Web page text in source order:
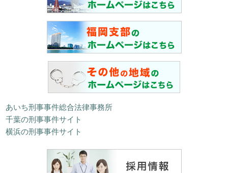
あいち刑事事件総合法律事務所
千葉の刑事事件サイト
横浜の刑事事件サイト